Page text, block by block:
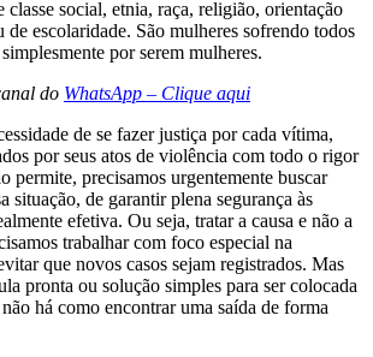
classe social, etnia, raça, religião, orientação
de escolaridade. São mulheres sofrendo todos
por serem mulheres.
do WhatsApp – Clique aqui
de se fazer justiça por cada vítima,
por seus atos de violência com todo o rigor
permite, precisamos urgentemente buscar
situação, de garantir plena segurança às
efetiva. Ou seja, tratar a causa e não a
trabalhar com foco especial na
que novos casos sejam registrados. Mas
pronta ou solução simples para ser colocada
há como encontrar uma saída de forma